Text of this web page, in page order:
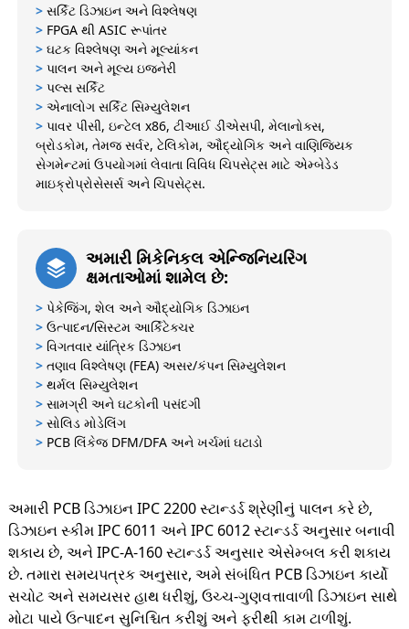
> સર્કિટ ડિઝાઇન અને વિશ્લેષણ
> FPGA થી ASIC રૂપાંતર
> ઘટક વિશ્લેષણ અને મૂલ્યાંકન
> પાલન અને મૂલ્ય ઇજનેરી
> પલ્સ સર્કિટ
> એનાલોગ સર્કિટ સિમ્યુલેશન
> પાવર પીસી, ઇન્ટેલ x86, ટીઆઈ ડીએસપી, મેલાનોક્સ,
બ્રોડકોમ, તેમજ સર્વર, ટેલિકોમ, ઔદ્યોગિક અને વાણિજ્યિક
સેગમેન્ટમાં ઉપયોગમાં લેવાતા વિવિધ ચિપસેટ્સ માટે એમ્બેડેડ
માઇક્રોપ્રોસેસર્સ અને ચિપસેટ્સ.
અમારી મિકેનિકલ એન્જિનિયરિંગ
ક્ષમતાઓમાં શામેલ છે:
> પેકેજિંગ, શેલ અને ઔદ્યોગિક ડિઝાઇન
> ઉત્પાદન/સિસ્ટમ આર્કિટેક્ચર
> વિગતવાર યાંત્રિક ડિઝાઇન
> તણાવ વિશ્લેષણ (FEA) અસર/કંપન સિમ્યુલેશન
> થર્મલ સિમ્યુલેશન
> સામગ્રી અને ઘટકોની પસંદગી
> સોલિડ મોડેલિંગ
> PCB લિંકેજ DFM/DFA અને ખર્ચમાં ઘટાડો
અમારી PCB ડિઝાઇન IPC 2200 સ્ટાન્ડર્ડ શ્રેણીનું પાલન કરે છે,
ડિઝાઇન સ્કીમ IPC 6011 અને IPC 6012 સ્ટાન્ડર્ડ અનુસાર બનાવી
શકાય છે, અને IPC-A-160 સ્ટાન્ડર્ડ અનુસાર એસેમ્બલ કરી શકાય
છે. તમારા સમયપત્રક અનુસાર, અમે સંબંધિત PCB ડિઝાઇન કાર્યો
સચોટ અને સમયસર હાથ ધરીશું, ઉચ્ચ-ગુણવત્તાવાળી ડિઝાઇન સાથે
મોટા પાયે ઉત્પાદન સુનિશ્ચિત કરીશું અને ફરીથી કામ ટાળીશું.